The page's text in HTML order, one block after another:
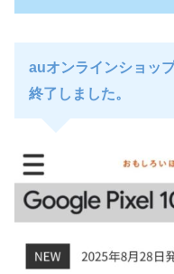
auオンラインショッ
終了しました。